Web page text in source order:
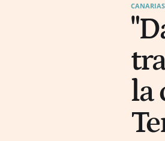
CANARIAS
la